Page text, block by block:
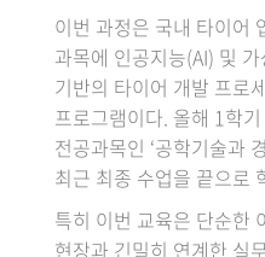
이번 과정은 국내 타이어
과목에 인공지능(AI) 및
기반의 타이어 개발 프로
프로그램이다. 올해 1학
전공과목인 ‘공학기술과
최근 최종 수업을 끝으로
특히 이번 교육은 단순한
현장과 긴밀히 연계한 실